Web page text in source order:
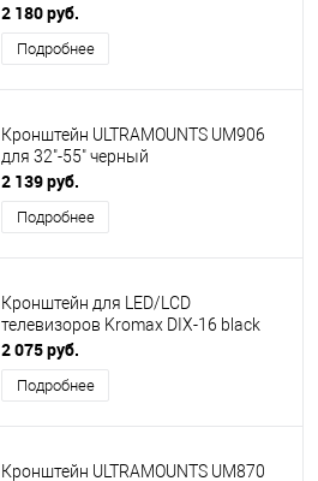
grey 22"-65" пов/накл
2 180 руб.
Подробнее
Кронштейн ULTRAMOUNTS UM906
для 32"-55" черный
2 139 руб.
Подробнее
Кронштейн для LED/LCD
телевизоров Kromax DIX-16 black
2 075 руб.
Подробнее
Кронштейн ULTRAMOUNTS UM870